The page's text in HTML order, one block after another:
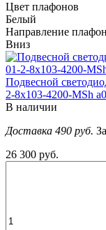
Цвет плафонов
Белый
Направление
Вниз
Подвесной
2-8x103-4200-MSh
В наличии
Доставка 490 руб.
26 300 руб.